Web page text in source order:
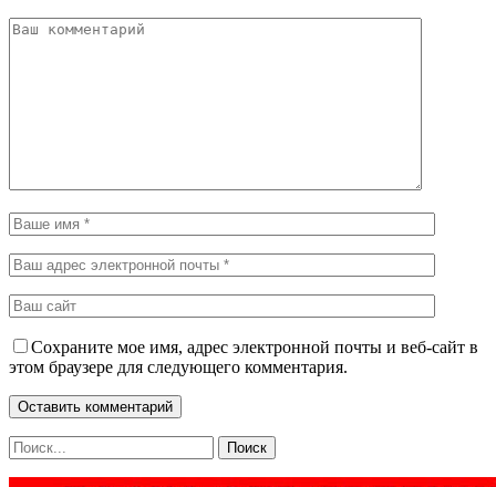
Сохраните мое имя, адрес электронной почты и веб-сайт в
этом браузере для следующего комментария.